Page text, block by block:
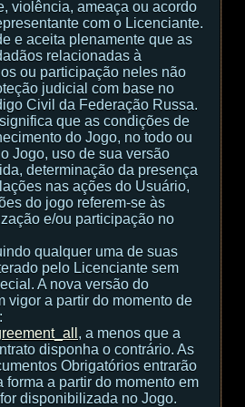
violência, ameaça ou acordo
com o Licenciante.
e aceita plenamente que as
relacionadas à
ou participação neles não
judicial com base no
Civil da Federação Russa.
que as condições de
do Jogo, no todo ou
Jogo, uso de sua versão
determinação da presença
nas ações do Usuário,
do jogo referem-se às
e/ou participação no
qualquer uma de suas
pelo Licenciante sem
A nova versão do
vigor a partir do momento de
, a menos que a
disponha o contrário. As
Obrigatórios entrarão
forma a partir do momento em
disponibilizada no Jogo.